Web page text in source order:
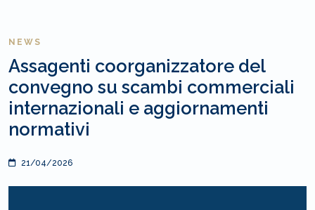
NEWS
Assagenti coorganizzatore del
convegno su scambi commerciali
internazionali e aggiornamenti
normativi
21/04/2026